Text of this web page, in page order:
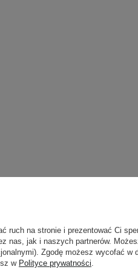
ruch na stronie i prezentować Ci
nas, jak i naszych partnerów.
Zgodę możesz wycofać w
w Polityce prywatności